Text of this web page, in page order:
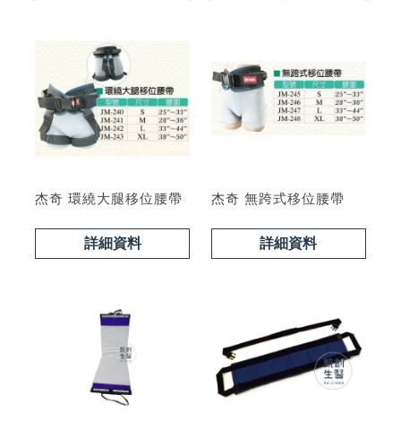
杰奇 環繞大腿移位腰帶
詳細資料
杰奇 無跨式移位腰帶
詳細資料